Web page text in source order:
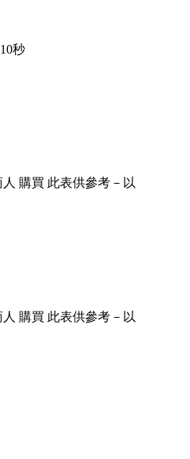
秒
購買 此表供參考－以
購買 此表供參考－以